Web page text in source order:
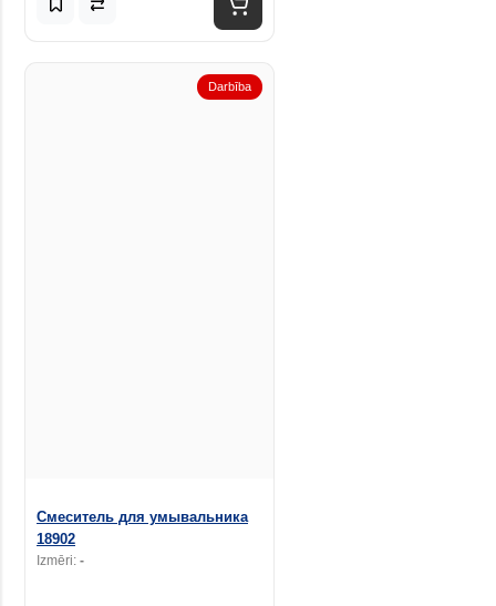
Darbība
Смеситель для умывальника
18902
Izmēri: -